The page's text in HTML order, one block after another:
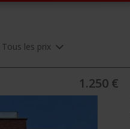
Tous les prix
1.250 €